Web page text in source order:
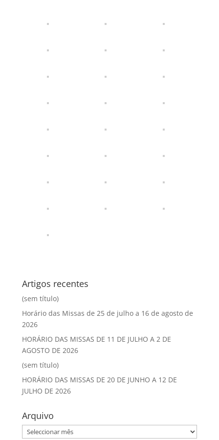
Artigos recentes
(sem título)
Horário das Missas de 25 de julho a 16 de agosto de
2026
HORÁRIO DAS MISSAS DE 11 DE JULHO A 2 DE
AGOSTO DE 2026
(sem título)
HORÁRIO DAS MISSAS DE 20 DE JUNHO A 12 DE
JULHO DE 2026
Arquivo
Arquivo